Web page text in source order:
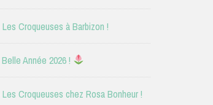
Croqueuses à Barbizon !
Année 2026 !
Croqueuses chez Rosa Bonheur !